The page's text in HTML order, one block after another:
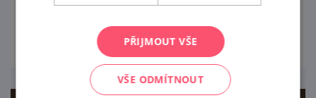
pana Voka".
prohlédnout
PŘIJMOUT VŠE
VŠE ODMÍTNOUT